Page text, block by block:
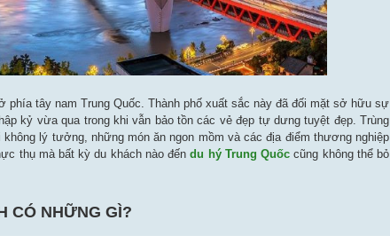
phía tây nam Trung Quốc. Thành phố xuất sắc này đã đối mặt sở hữu sự
kỷ vừa qua trong khi vẫn bảo tồn các vẻ đẹp tự dưng tuyệt đẹp. Trùng
lý tưởng, những món ăn ngon mồm và các địa điểm thương nghiệp
thụ mà bất kỳ du khách nào đến du hý Trung Quốc cũng không thể bỏ
CÓ NHỮNG GÌ?